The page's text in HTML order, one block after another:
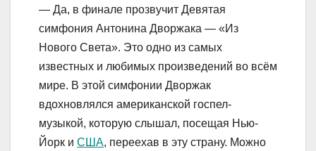
— Да, в финале прозвучит Девятая
симфония Антонина Дворжака — «Из
Нового Света». Это одно из самых
известных и любимых произведений во всём
мире. В этой симфонии Дворжак
вдохновлялся американской госпел-
музыкой, которую слышал, посещая Нью-
Йорк и США, переехав в эту страну. Можно